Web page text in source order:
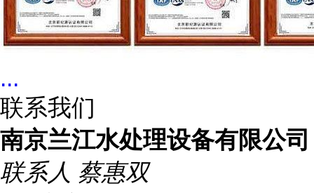
...
联系我们
南京兰江水处理设备有限公司
联系人 蔡惠双